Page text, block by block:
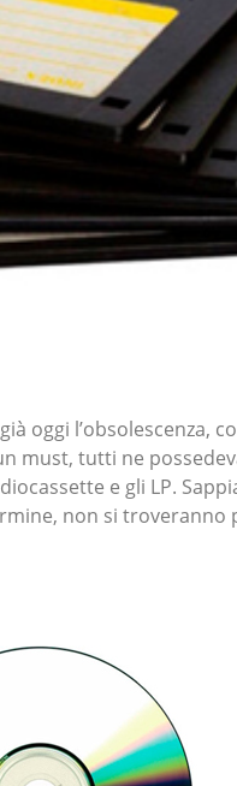
oggi l’obsolescenza,
must, tutti ne
e gli LP.
non si troveranno